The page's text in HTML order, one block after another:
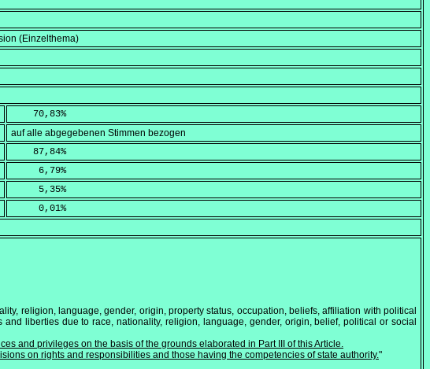
(Einzelthema)
    70,83
%
auf alle abgegebenen Stimmen bezogen
    87,84
%
     6,79
%
     5,35
%
     0,01
%
religion, language, gender, origin, property status, occupation, beliefs, affiliation with political
liberties due to race, nationality, religion, language, gender, origin, belief, political or social
and privileges on the basis of the grounds elaborated in Part III of this Article.
on rights and responsibilities and those having the competencies of state authority."